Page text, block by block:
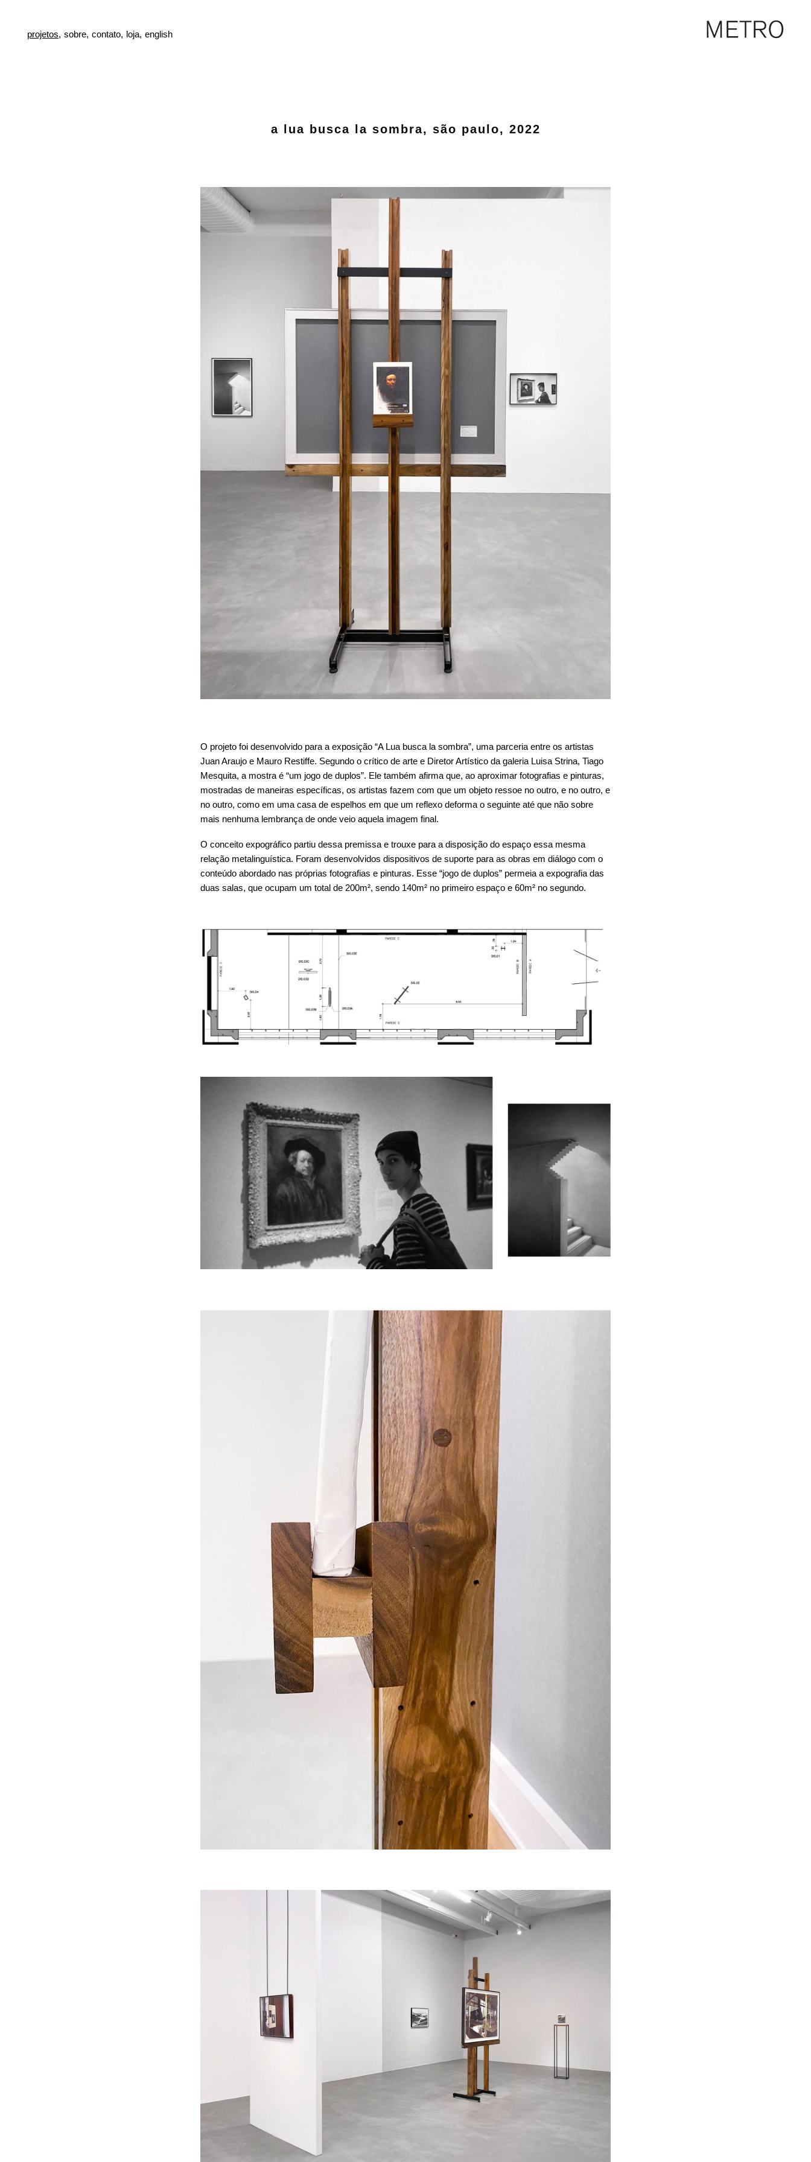
projetos, sobre, contato, loja, english
a lua busca la sombra, são paulo, 2022
O projeto foi desenvolvido para a exposição “A Lua busca la sombra”, uma parceria entre os artistas
Juan Araujo e Mauro Restiffe. Segundo o crítico de arte e Diretor Artístico da galeria Luisa Strina, Tiago
Mesquita, a mostra é “um jogo de duplos”. Ele também afirma que, ao aproximar fotografias e pinturas,
mostradas de maneiras específicas, os artistas fazem com que um objeto ressoe no outro, e no outro, e
no outro, como em uma casa de espelhos em que um reflexo deforma o seguinte até que não sobre
mais nenhuma lembrança de onde veio aquela imagem final.
O conceito expográfico partiu dessa premissa e trouxe para a disposição do espaço essa mesma
relação metalinguística. Foram desenvolvidos dispositivos de suporte para as obras em diálogo com o
conteúdo abordado nas próprias fotografias e pinturas. Esse “jogo de duplos” permeia a expografia das
duas salas, que ocupam um total de 200m², sendo 140m² no primeiro espaço e 60m² no segundo.